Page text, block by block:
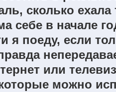
сколько
себе в начале
я поеду, если
или
можно